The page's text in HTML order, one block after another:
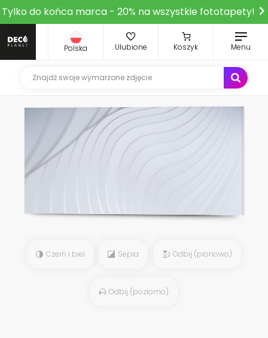
Tylko do końca marca - 20% na wszystkie fototapety!
Polska Ulubione Koszyk Menu
Czerń i biel Sepia Odbij (pionowo)
Odbij (poziomo)